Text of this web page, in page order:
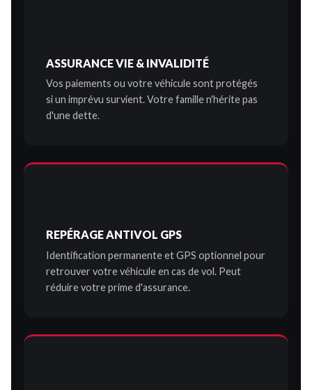
ASSURANCE VIE & INVALIDITÉ
Vos paiements ou votre véhicule sont protégés
si un imprévu survient. Votre famille n'hérite pas
d'une dette.
REPÉRAGE ANTIVOL GPS
Identification permanente et GPS optionnel pour
retrouver votre véhicule en cas de vol. Peut
réduire votre prime d'assurance.